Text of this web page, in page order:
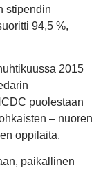
stipendin
94,5 %,
2015
puolestaan
– nuoren
oppilaita.
paikallinen